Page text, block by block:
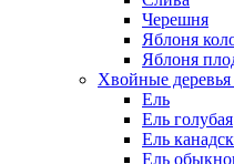
Черешня
Яблоня
Яблоня
Хвойные деревья
Ель
Ель голубая
Ель
Ель